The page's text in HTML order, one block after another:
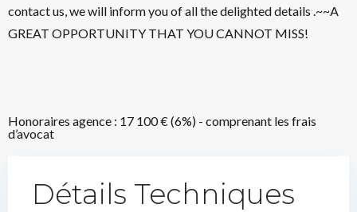
contact us, we will inform you of all the delighted details .~~A
GREAT OPPORTUNITY THAT YOU CANNOT MISS!
Honoraires agence : 17 100 € (6%) - comprenant les frais
d’avocat
Détails Techniques